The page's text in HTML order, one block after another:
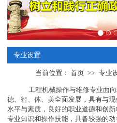
专业设置
当前位置： 首页 >> 专业
工程机械操作与维修专业面向
德、智、体、美全面发展，具有与
水平与素质，良好的职业道德和创新
专业知识和操作技能，具备较强的